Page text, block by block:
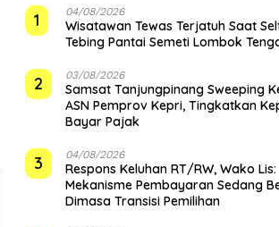
1 04/08/2026
Wisatawan Tewas Terjatuh Saat
Tebing Pantai Semeti Lombok
2 03/08/2026
Samsat Tanjungpinang Sweeping
ASN Pemprov Kepri, Tingkatkan
Bayar Pajak
3 04/08/2026
‎Respons Keluhan RT/RW, Wako Lis:
Mekanisme Pembayaran Sedang
Dimasa Transisi Pemilihan